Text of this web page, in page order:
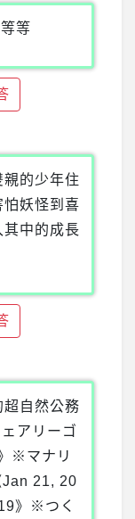
等
的少年住
妖怪到喜
中的成長
自然公務
アリーゴ
※マナリ
21, 20
》※つく